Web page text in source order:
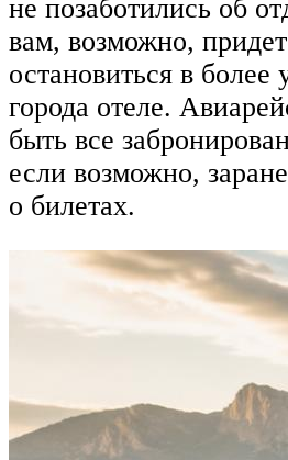
не позаботились об
вам, возможно,
остановиться в более
города отеле.
быть все
если возможно,
о билетах.